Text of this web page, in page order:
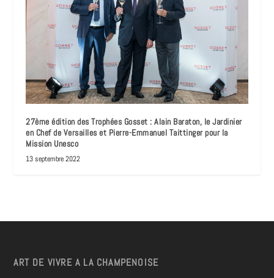
27ème édition des Trophées Gosset : Alain Baraton, le Jardinier
en Chef de Versailles et Pierre-Emmanuel Taittinger pour la
Mission Unesco
13 septembre 2022
ART DE VIVRE A LA CHAMPENOISE